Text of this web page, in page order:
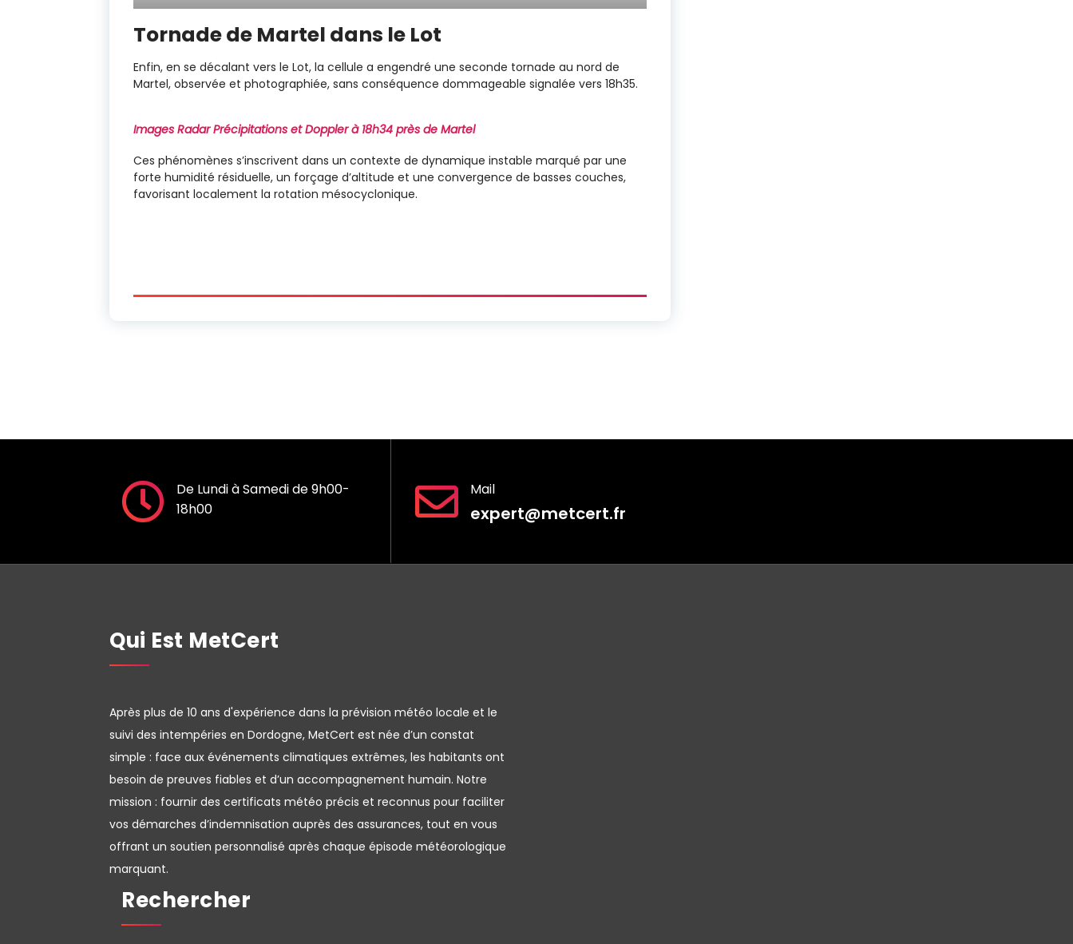
Tornade de Martel dans le Lot
Enfin, en se décalant vers le Lot, la cellule a engendré une seconde tornade au nord de
Martel, observée et photographiée, sans conséquence dommageable signalée vers 18h35.
Images Radar Précipitations et Doppler à 18h34 près de Martel
Ces phénomènes s’inscrivent dans un contexte de dynamique instable marqué par une
forte humidité résiduelle, un forçage d’altitude et une convergence de basses couches,
favorisant localement la rotation mésocyclonique.
De Lundi à Samedi de 9h00-
18h00
Mail
expert@metcert.fr
Qui Est MetCert
Après plus de 10 ans d'expérience dans la prévision météo locale et le
suivi des intempéries en Dordogne, MetCert est née d’un constat
simple : face aux événements climatiques extrêmes, les habitants ont
besoin de preuves fiables et d’un accompagnement humain. Notre
mission : fournir des certificats météo précis et reconnus pour faciliter
vos démarches d’indemnisation auprès des assurances, tout en vous
offrant un soutien personnalisé après chaque épisode météorologique
marquant.
Rechercher